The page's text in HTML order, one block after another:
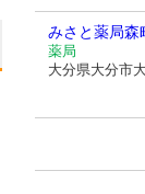
みさと薬局森
薬局
大分県大分市